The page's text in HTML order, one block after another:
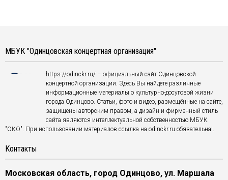
МБУК "Одинцовская концертная организация"
https://odinckr.ru/ – официальный сайт Одинцовской
концертной организации. Здесь Вы найдёте различные
информационные материалы о культурно-досуговой жизни
города Одинцово. Статьи, фото и видео, размещённые на сайте,
защищены авторским правом, а дизайн и фирменный стиль
сайта являются интеллектуальной собственностью МБУК
"ОКО". При использовании материалов ссылка на odinckr.ru обязательна!.
Контакты
Московская область, город Одинцово, ул. Маршала